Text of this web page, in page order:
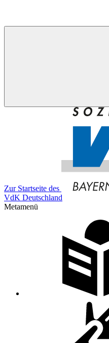
Zur Startseite des
VdK Deutschland
Metamenü